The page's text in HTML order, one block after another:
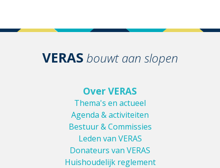
VERAS bouwt aan slopen
Over VERAS
Thema's en actueel
Agenda & activiteiten
Bestuur & Commissies
Leden van VERAS
Donateurs van VERAS
Huishoudelijk reglement